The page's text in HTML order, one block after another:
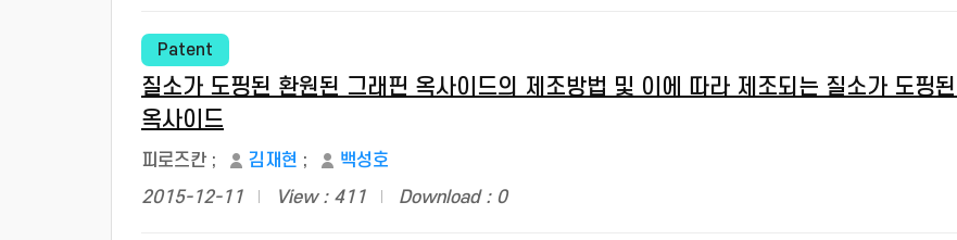
Patent
질소가 도핑된 환원된 그래핀 옥사이드의 제조방법 및 이에 따라 제조되는 질소가 도핑
옥사이드
피로즈칸 ; 김재현 ;
백성호
2015-12-11
View : 411 Download : 0